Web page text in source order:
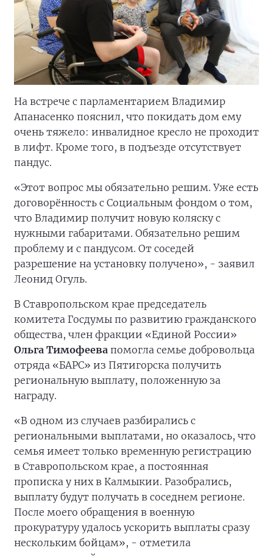
На встрече с парламентарием Владимир
Апанасенко пояснил, что покидать дом ему
очень тяжело: инвалидное кресло не проходит
в лифт. Кроме того, в подъезде отсутствует
пандус.
«Этот вопрос мы обязательно решим. Уже есть
договорённость с Социальным фондом о том,
что Владимир получит новую коляску с
нужными габаритами. Обязательно решим
проблему и с пандусом. От соседей
разрешение на установку получено», - заявил
Леонид Огуль.
В Ставропольском крае председатель
комитета Госдумы по развитию гражданского
общества, член фракции «Единой России»
Ольга Тимофеева помогла семье добровольца
отряда «БАРС» из Пятигорска получить
региональную выплату, положенную за
награду.
«В одном из случаев разбирались с
региональными выплатами, но оказалось, что
семья имеет только временную регистрацию
в Ставропольском крае, а постоянная
прописка у них в Калмыкии. Разобрались,
выплату будут получать в соседнем регионе.
После моего обращения в военную
прокуратуру удалось ускорить выплаты сразу
нескольким бойцам», - отметила